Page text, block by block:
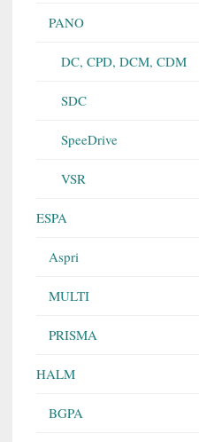
PANO
DC, CPD, DCM, CDM
SDC
SpeeDrive
VSR
ESPA
Aspri
MULTI
PRISMA
HALM
BGPA